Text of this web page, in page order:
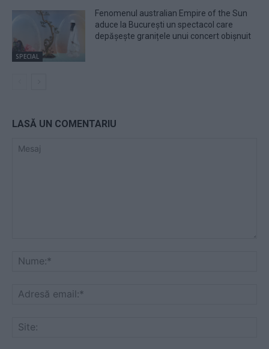
SPECIAL
Fenomenul australian Empire of the Sun
aduce la București un spectacol care
depășește granițele unui concert obișnuit
LASĂ UN COMENTARIU